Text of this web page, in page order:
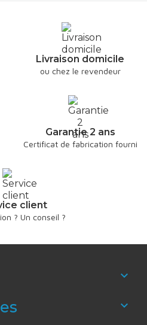
Livraison domicile
ou chez le revendeur
Garantie 2 ans
Certificat de fabrication fourni
client
? Un conseil ?

